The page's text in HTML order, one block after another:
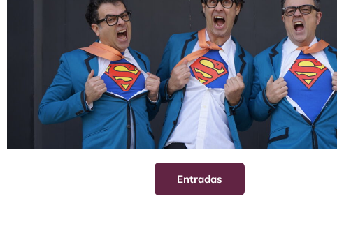
Entradas